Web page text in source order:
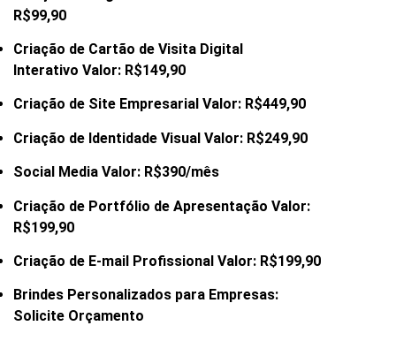
R$99,90
Criação de Cartão de Visita Digital
Interativo Valor: R$149,90
Criação de Site Empresarial Valor: R$449,90
Criação de Identidade Visual Valor: R$249,90
Social Media Valor: R$390/mês
Criação de Portfólio de Apresentação Valor:
R$199,90
Criação de E-mail Profissional Valor: R$199,90
Brindes Personalizados para Empresas:
Solicite Orçamento